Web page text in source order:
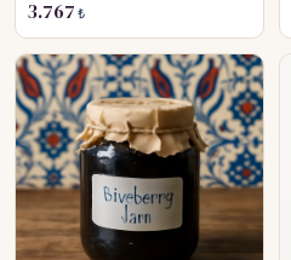
3.767 ₺